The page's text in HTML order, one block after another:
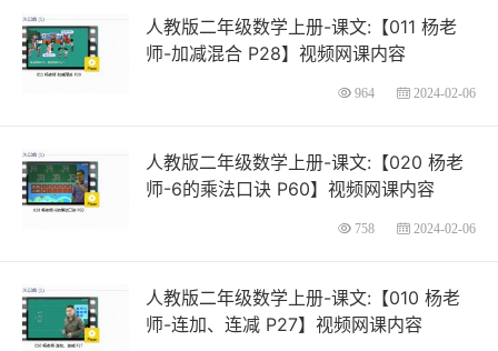
人教版二年级数学上册-课文:【011 杨老
师-加减混合 P28】视频网课内容
964 2024-02-06
人教版二年级数学上册-课文:【020 杨老
师-6的乘法口诀 P60】视频网课内容
758 2024-02-06
人教版二年级数学上册-课文:【010 杨老
师-连加、连减 P27】视频网课内容